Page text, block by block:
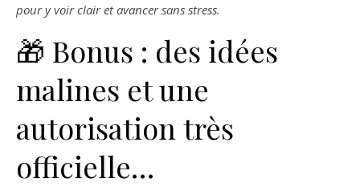
pour y voir clair et avancer sans stress.
🎁 Bonus : des idées
malines et une
autorisation très
officielle…